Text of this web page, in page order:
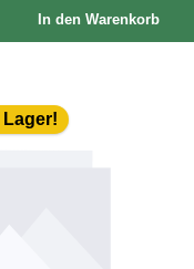
In den Warenkorb
Lager!